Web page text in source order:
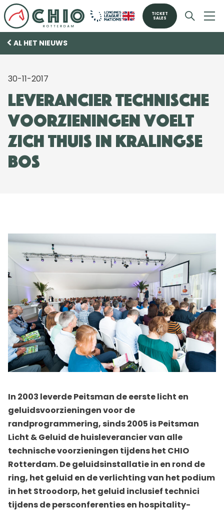
TICKET
SALES
AL HET NIEUWS
30-11-2017
Leverancier technische
voorzieningen voelt
zich thuis in Kralingse
Bos
In 2003 leverde Peitsman de eerste licht en
geluidsvoorzieningen voor de
randprogrammering, sinds 2005 is Peitsman
Licht & Geluid de huisleverancier van alle
technische voorzieningen tijdens het CHIO
Rotterdam. De geluidsinstallatie in en rond de
ring, het geluid en de verlichting van het podium
in het Stroodorp, het geluid inclusief technici
tijdens de persconferenties en hospitality-